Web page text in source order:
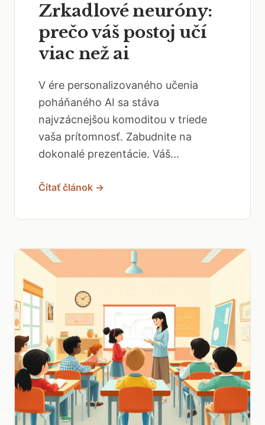
Zrkadlové neuróny:
prečo váš postoj učí
viac než ai
V ére personalizovaného učenia
poháňaného AI sa stáva
najvzácnejšou komoditou v triede
vaša prítomnosť. Zabudnite na
dokonalé prezentácie. Váš...
Čítať článok →